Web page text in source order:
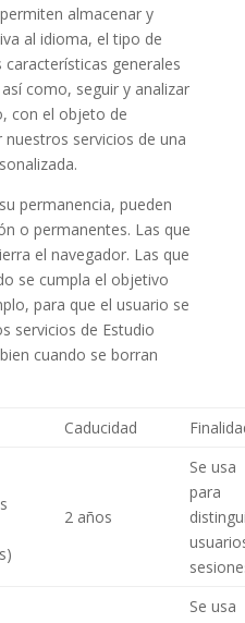
almacenar y
al idioma, el tipo de
generales
como, seguir y analizar
con el objeto de
servicios de una
permanencia, pueden
o permanentes. Las que
el navegador. Las que
se cumpla el objetivo
para que el usuario se
servicios de Estudio
cuando se borran
Caducidad
2 años
Se usa
para
Se usa